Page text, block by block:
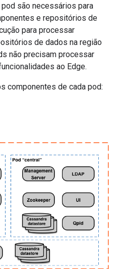
são necessários para
e repositórios de
para processar
de dados na região
não precisam processar
ao Edge.
componentes de cada pod: